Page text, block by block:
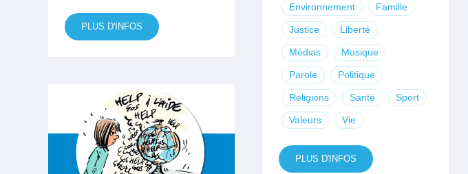
PLUS D'INFOS
Environnement Famille
Justice Liberté
Médias Musique
Parole Politique
Religions Santé Sport
Valeurs Vie
PLUS D'INFOS